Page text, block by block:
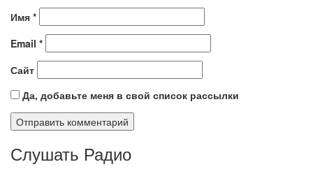
Имя *
Email *
Сайт
Да, добавьте меня в свой список рассылки
Слушать Радио